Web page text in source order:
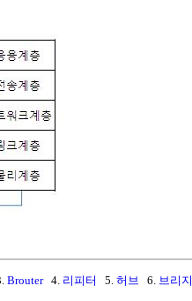
Brouter4. 리피터 5. 허브 6. 브리지